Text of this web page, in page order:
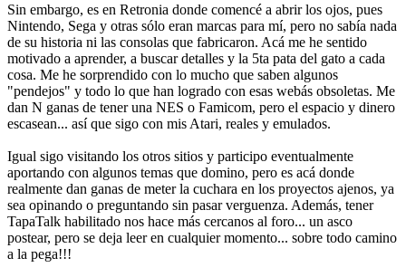
Sin embargo, es en Retronia donde comencé a abrir los ojos, pues
Nintendo, Sega y otras sólo eran marcas para mí, pero no sabía nada
de su historia ni las consolas que fabricaron. Acá me he sentido
motivado a aprender, a buscar detalles y la 5ta pata del gato a cada
cosa. Me he sorprendido con lo mucho que saben algunos
"pendejos" y todo lo que han logrado con esas webás obsoletas. Me
dan N ganas de tener una NES o Famicom, pero el espacio y dinero
escasean... así que sigo con mis Atari, reales y emulados.
Igual sigo visitando los otros sitios y participo eventualmente
aportando con algunos temas que domino, pero es acá donde
realmente dan ganas de meter la cuchara en los proyectos ajenos, ya
sea opinando o preguntando sin pasar verguenza. Además, tener
TapaTalk habilitado nos hace más cercanos al foro... un asco
postear, pero se deja leer en cualquier momento... sobre todo camino
a la pega!!!